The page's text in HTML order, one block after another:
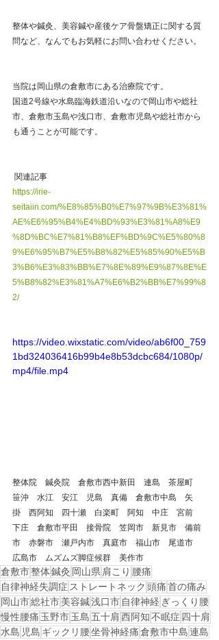
整体や鍼灸、美容鍼や産後ケア骨盤矯正に関する質
問など、なんでもお気軽にお問い合わせください。
当院は岡山県の倉敷市にある治療院です。
国道2号線や水島臨海鉄道沿いなので岡山市や総社
市、倉敷市玉島や浅口市、倉敷市児島や総社市から
も通うことが可能です。
関連記事
https://irie-
seitaiin.com/%E8%85%B0%E7%97%9B%E3%81%
AE%E6%95%B4%E4%BD%93%E3%81%A8%E9
%8D%BC%E7%81%B8%EF%BD%9C%E5%80%8
9%E6%95%B7%E5%B8%82%E5%85%90%E5%B
3%B6%E3%83%BB%E7%8E%89%E9%87%8E%E
5%B8%82%E3%81%A7%E6%B2%BB%E7%99%8
2/
https://video.wixstatic.com/video/ab6f00_759
1bd324036416b99b4e8b53dcbc684/1080p/
mp4/file.mp4
整体院　鍼灸院　倉敷市西中新田　連島　茶屋町
笹沖　水江　安江　児島　真備　倉敷市中島　矢
掛　西阿知　四十瀬　白楽町　阿知　中庄　宮前
下庄　倉敷市平田　接骨院　笠岡市　新見市　備前
市　赤磐市　瀬戸内市　真庭市　福山市　尾道市
広島市　ムズムズ脚症候群　美作市
倉敷市整体鍼灸 岡山県 肩こり 腰痛
自律神経失調症 ストレートネック 頭痛首の痛み
岡山市総社市美容鍼浅口市 自律神経 ぎっくり腰
慢性腰痛 玉野市玉島 五十肩西阿知不眠症 四十肩
水島 児島 ギックリ腰坐骨神経痛倉敷市中島連島